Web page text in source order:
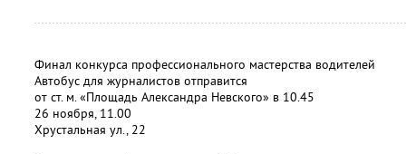
Финал конкурса профессионального мастерства водителей
Автобус для журналистов отправится
от ст. м. «Площадь Александра Невского» в 10.45
26 ноября, 11.00
Хрустальная ул., 22